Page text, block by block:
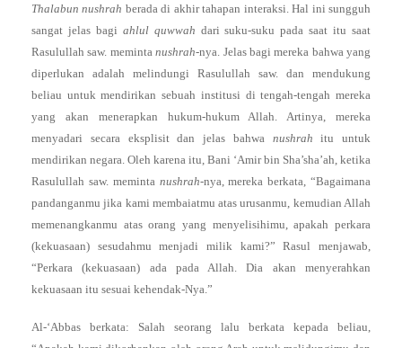
Thalabun nushrah berada di akhir tahapan interaksi. Hal ini sungguh
sangat jelas bagi ahlul quwwah dari suku-suku pada saat itu saat
Rasulullah saw. memintanushrah-nya. Jelas bagi mereka bahwa yang
diperlukan adalah melindungi Rasulullah saw. dan mendukung
beliau untuk mendirikan sebuah institusi di tengah-tengah mereka
yang akan menerapkan hukum-hukum Allah. Artinya, mereka
menyadari secara eksplisit dan jelas bahwa nushrah itu untuk
mendirikan negara. Oleh karena itu, Bani ‘Amir bin Sha’sha’ah, ketika
Rasulullah saw. meminta nushrah-nya, mereka berkata, “Bagaimana
pandanganmu jika kami membaiatmu atas urusanmu, kemudian Allah
memenangkanmu atas orang yang menyelisihimu, apakah perkara
(kekuasaan) sesudahmu menjadi milik kami?” Rasul menjawab,
“Perkara (kekuasaan) ada pada Allah. Dia akan menyerahkan
kekuasaan itu sesuai kehendak-Nya.”
Al-‘Abbas berkata: Salah seorang lalu berkata kepada beliau,